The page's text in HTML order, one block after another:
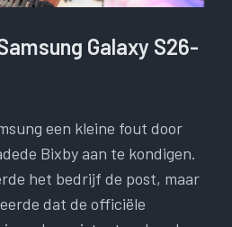
Galaxy S26-
een kleine fout door
Bixby aan te kondigen.
het bedrijf de post, maar
dat de officiële